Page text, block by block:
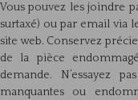
Vous pouvez les joindre
surtaxé) ou par email via
site web. Conservez
de la pièce
demande. N’essayez
manquantes ou